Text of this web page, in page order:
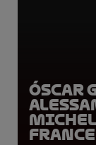
Óscar
France